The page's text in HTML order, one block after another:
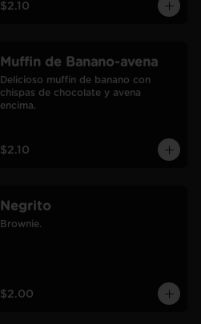
$2.10
Muffin de Banano-avena
Delicioso muffin de banano con
chispas de chocolate y avena
encima.
$2.10
Negrito
Brownie.
$2.00